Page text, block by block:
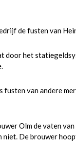
de fusten van
door het
van andere
Olm de vaten
niet. De brouwer